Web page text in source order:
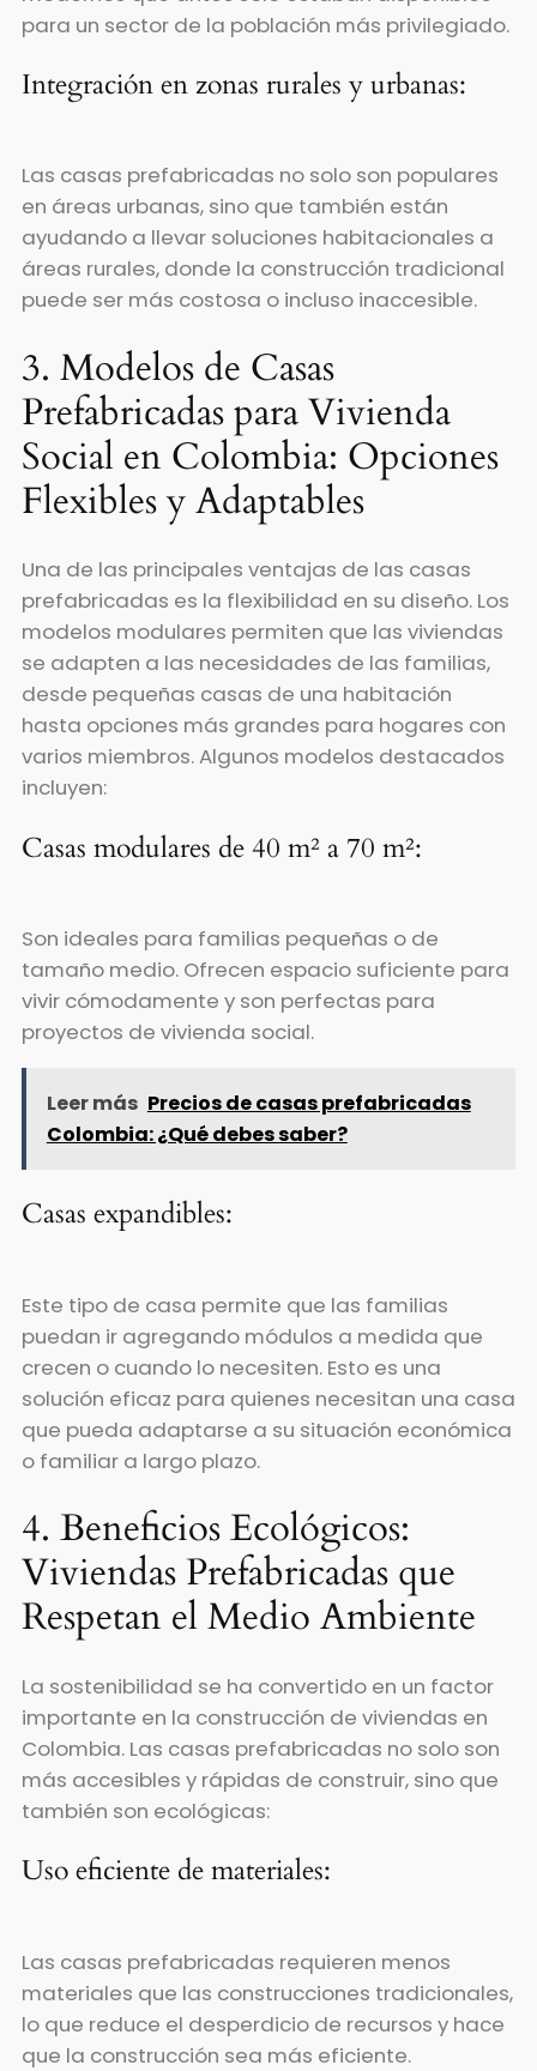
para un sector de la población más privilegiado.
Integración en zonas rurales y urbanas:
Las casas prefabricadas no solo son populares
en áreas urbanas, sino que también están
ayudando a llevar soluciones habitacionales a
áreas rurales, donde la construcción tradicional
puede ser más costosa o incluso inaccesible.
3. Modelos de Casas
Prefabricadas para Vivienda
Social en Colombia: Opciones
Flexibles y Adaptables
Una de las principales ventajas de las casas
prefabricadas es la flexibilidad en su diseño. Los
modelos modulares permiten que las viviendas
se adapten a las necesidades de las familias,
desde pequeñas casas de una habitación
hasta opciones más grandes para hogares con
varios miembros. Algunos modelos destacados
incluyen:
Casas modulares de 40 m² a 70 m²:
Son ideales para familias pequeñas o de
tamaño medio. Ofrecen espacio suficiente para
vivir cómodamente y son perfectas para
proyectos de vivienda social.
Leer más Precios de casas prefabricadas
Colombia: ¿Qué debes saber?
Casas expandibles:
Este tipo de casa permite que las familias
puedan ir agregando módulos a medida que
crecen o cuando lo necesiten. Esto es una
solución eficaz para quienes necesitan una casa
que pueda adaptarse a su situación económica
o familiar a largo plazo.
4. Beneficios Ecológicos:
Viviendas Prefabricadas que
Respetan el Medio Ambiente
La sostenibilidad se ha convertido en un factor
importante en la construcción de viviendas en
Colombia. Las casas prefabricadas no solo son
más accesibles y rápidas de construir, sino que
también son ecológicas:
Uso eficiente de materiales:
Las casas prefabricadas requieren menos
materiales que las construcciones tradicionales,
lo que reduce el desperdicio de recursos y hace
que la construcción sea más eficiente.